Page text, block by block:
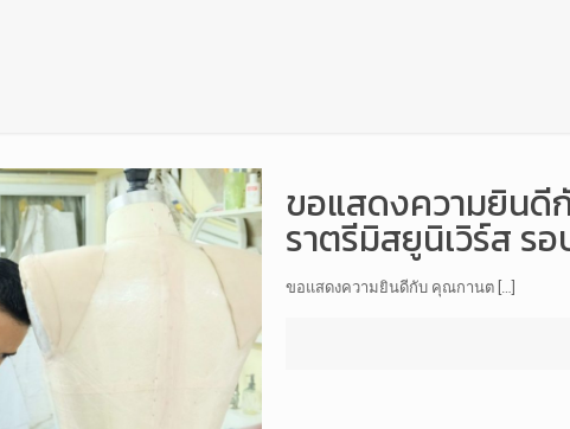
ขอแสดงความยินดี
ราตรีมิสยูนิเวิร์ส ร
ขอแสดงความยินดีกับ คุณกานต […]